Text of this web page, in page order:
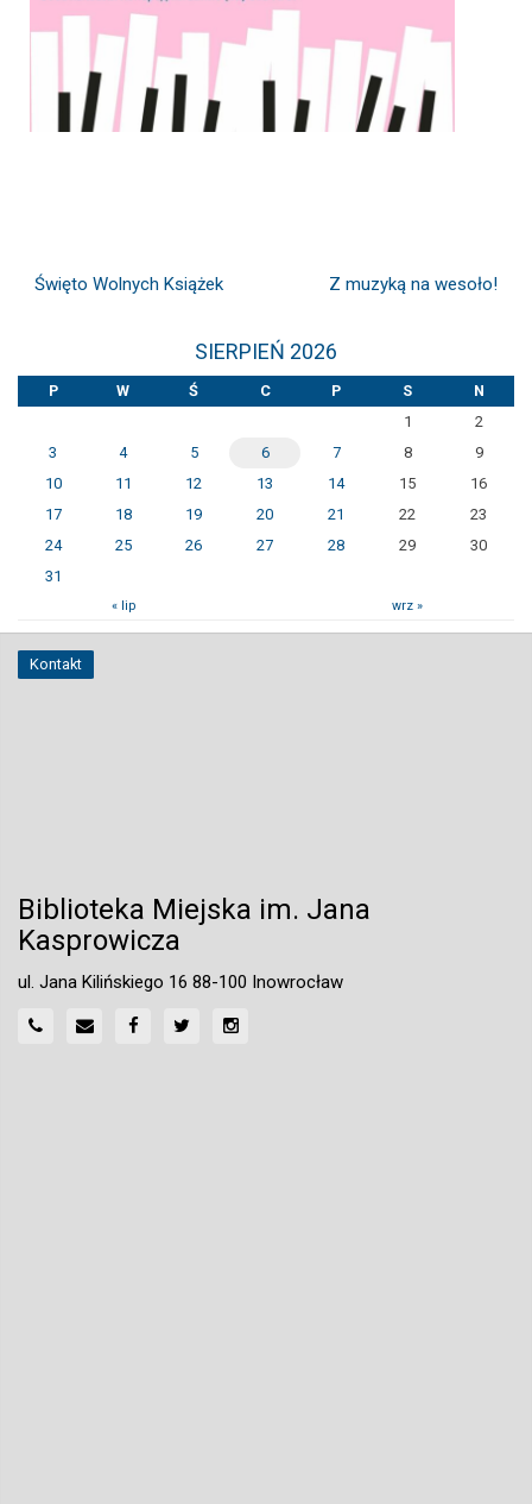
Święto Wolnych Książek Z muzyką na wesoło!
SIERPIEŃ 2026
P W Ś C P S
N
1
2
3
4 5 6 7 8
9
10
11 12 13 14 15
16
17
18 19 20 21 22
23
24
25 26 27 28 29
30
31
« lip wrz »
Kontakt
Biblioteka Miejska im. Jana
Kasprowicza
ul. Jana Kilińskiego 16 88-100 Inowrocław